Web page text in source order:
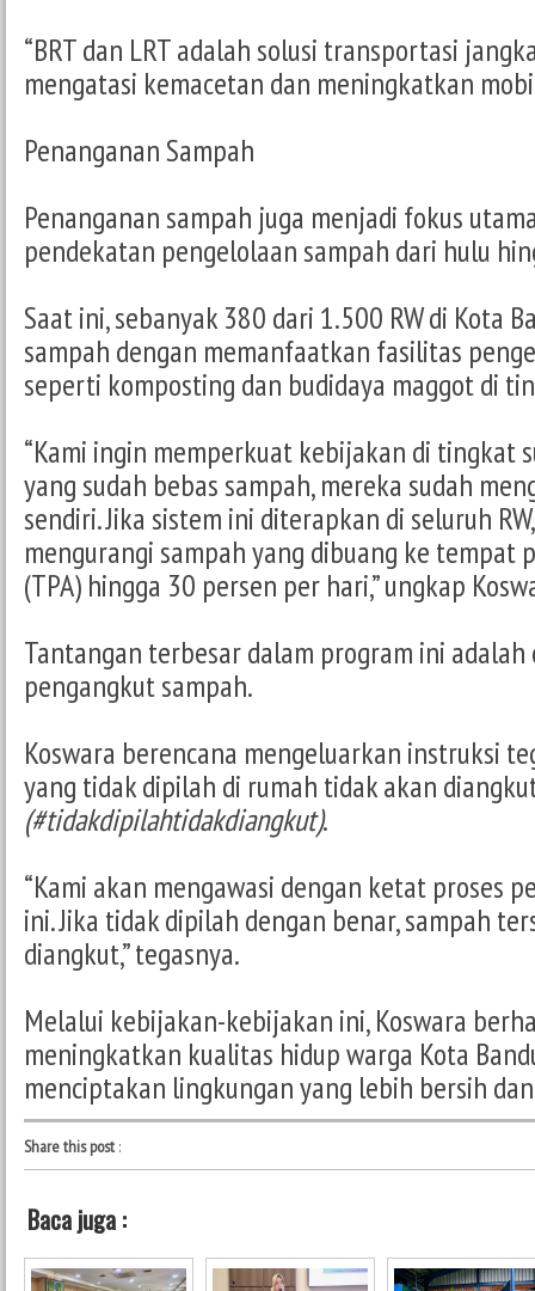
“BRT dan LRT adalah solusi transportasi
mengatasi kemacetan dan meningkatkan
Penanganan Sampah
Penanganan sampah juga menjadi fokus
pendekatan pengelolaan sampah dari hulu
Saat ini, sebanyak 380 dari 1.500 RW di Kota
sampah dengan memanfaatkan fasilitas
seperti komposting dan budidaya maggot di
“Kami ingin memperkuat kebijakan di tingkat
yang sudah bebas sampah, mereka sudah
sendiri. Jika sistem ini diterapkan di seluruh
mengurangi sampah yang dibuang ke tempat
(TPA) hingga 30 persen per hari,” ungkap
Tantangan terbesar dalam program ini
pengangkut sampah.
Koswara berencana mengeluarkan instruksi
yang tidak dipilah di rumah tidak akan
(#tidakdipilahtidakdiangkut).
“Kami akan mengawasi dengan ketat proses
ini. Jika tidak dipilah dengan benar, sampah
diangkut,” tegasnya.
Melalui kebijakan-kebijakan ini, Koswara
meningkatkan kualitas hidup warga Kota
menciptakan lingkungan yang lebih bersih
Share this post:
Baca juga :